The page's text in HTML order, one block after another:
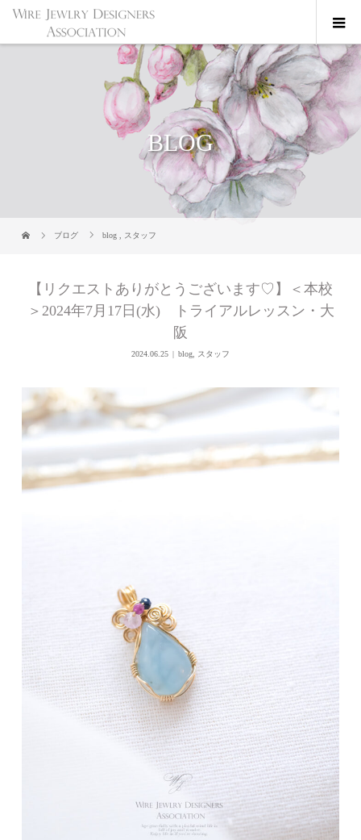
BLOG
ブログ blog スタッフ
【リクエストありがとうございます♡】＜本校
＞2024年7月17日(水) トライアルレッスン・大
阪
2024.06.25 blog, スタッフ